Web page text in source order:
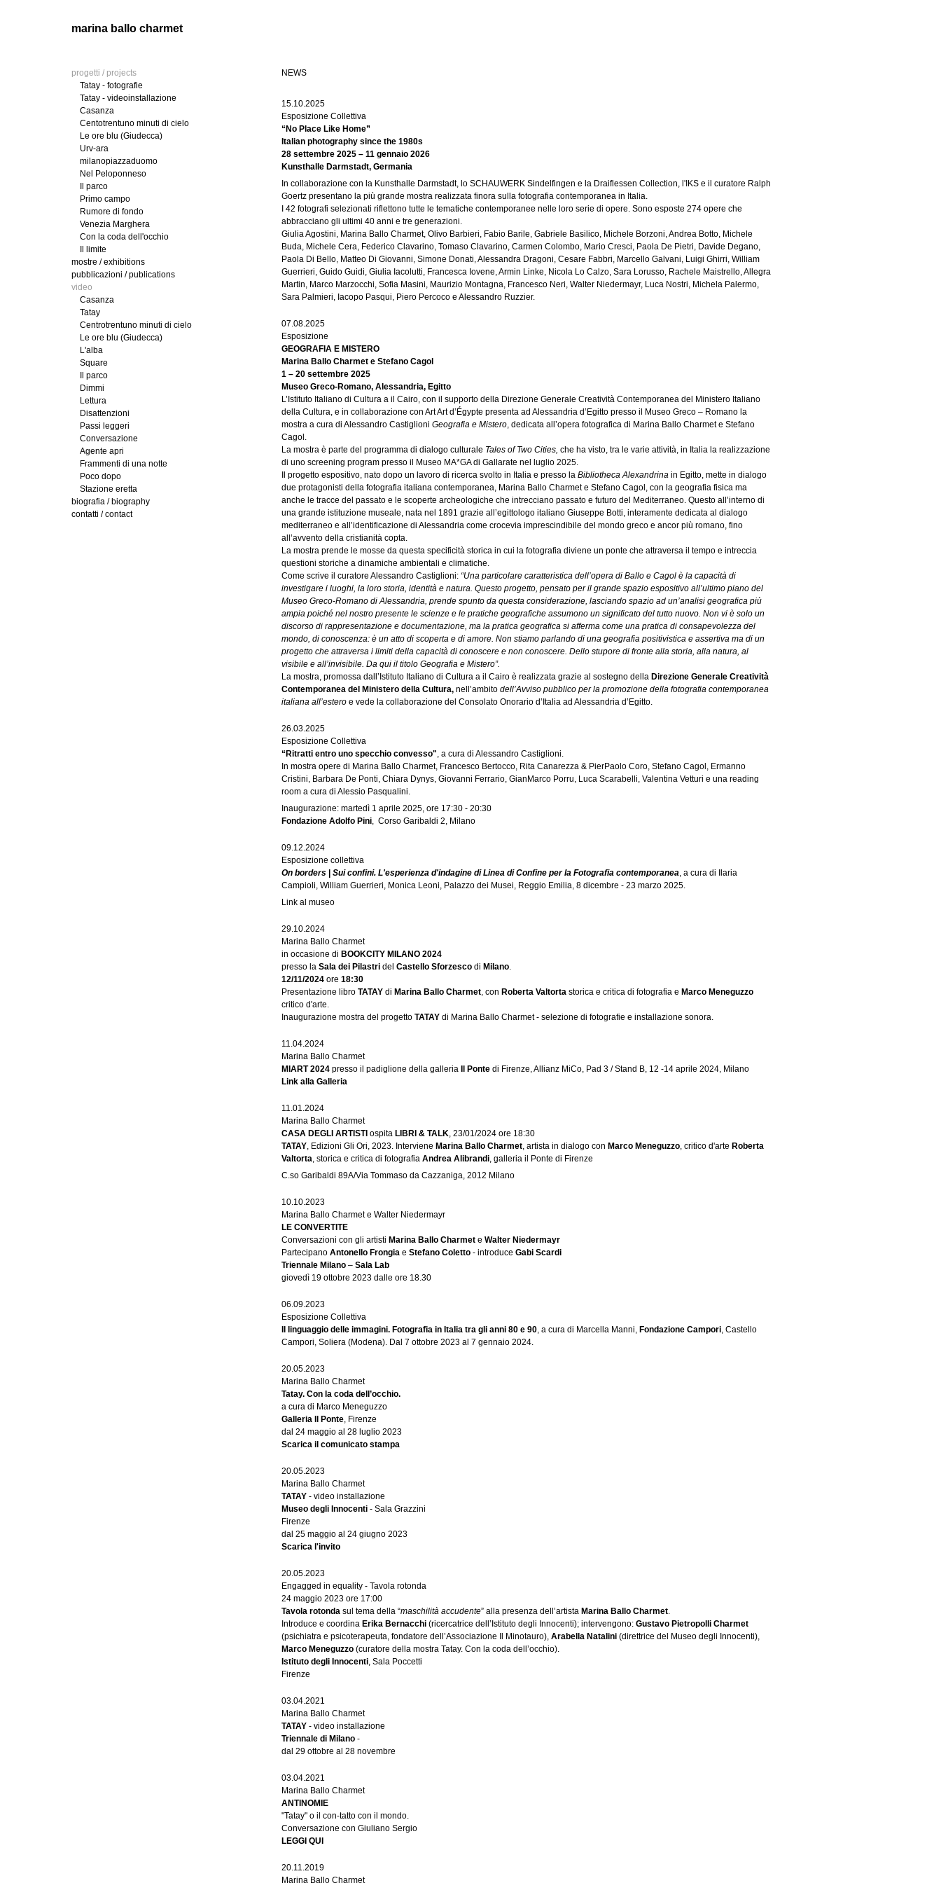
marina ballo charmet
NEWS
15.10.2025
Esposizione Collettiva
“No Place Like Home”
Italian photography since the 1980s
28 settembre 2025 – 11 gennaio 2026
Kunsthalle Darmstadt, Germania
In collaborazione con la Kunsthalle Darmstadt, lo SCHAUWERK Sindelfingen e la Draiflessen Collection, l'IKS e il curatore Ralph
Goertz presentano la più grande mostra realizzata finora sulla fotografia contemporanea in Italia.
I 42 fotografi selezionati riflettono tutte le tematiche contemporanee nelle loro serie di opere. Sono esposte 274 opere che
abbracciano gli ultimi 40 anni e tre generazioni.
Giulia Agostini, Marina Ballo Charmet, Olivo Barbieri, Fabio Barile, Gabriele Basilico, Michele Borzoni, Andrea Botto, Michele
Buda, Michele Cera, Federico Clavarino, Tomaso Clavarino, Carmen Colombo, Mario Cresci, Paola De Pietri, Davide Degano,
Paola Di Bello, Matteo Di Giovanni, Simone Donati, Alessandra Dragoni, Cesare Fabbri, Marcello Galvani, Luigi Ghirri, William
Guerrieri, Guido Guidi, Giulia Iacolutti, Francesca Iovene, Armin Linke, Nicola Lo Calzo, Sara Lorusso, Rachele Maistrello, Allegra
Martin, Marco Marzocchi, Sofia Masini, Maurizio Montagna, Francesco Neri, Walter Niedermayr, Luca Nostri, Michela Palermo,
Sara Palmieri, Iacopo Pasqui, Piero Percoco e Alessandro Ruzzier.
07.08.2025
Esposizione
GEOGRAFIA E MISTERO
Marina Ballo Charmet e Stefano Cagol
1 – 20 settembre 2025
Museo Greco-Romano, Alessandria, Egitto
L’Istituto Italiano di Cultura a il Cairo, con il supporto della Direzione Generale Creatività Contemporanea del Ministero Italiano
della Cultura, e in collaborazione con Art Art d’Égypte presenta ad Alessandria d’Egitto presso il Museo Greco – Romano la
mostra a cura di Alessandro Castiglioni Geografia e Mistero, dedicata all’opera fotografica di Marina Ballo Charmet e Stefano
Cagol.
La mostra è parte del programma di dialogo culturale Tales of Two Cities, che ha visto, tra le varie attività, in Italia la realizzazione
di uno screening program presso il Museo MA*GA di Gallarate nel luglio 2025.
Il progetto espositivo, nato dopo un lavoro di ricerca svolto in Italia e presso la Bibliotheca Alexandrina in Egitto, mette in dialogo
due protagonisti della fotografia italiana contemporanea, Marina Ballo Charmet e Stefano Cagol, con la geografia fisica ma
anche le tracce del passato e le scoperte archeologiche che intrecciano passato e futuro del Mediterraneo. Questo all’interno di
una grande istituzione museale, nata nel 1891 grazie all’egittologo italiano Giuseppe Botti, interamente dedicata al dialogo
mediterraneo e all’identificazione di Alessandria come crocevia imprescindibile del mondo greco e ancor più romano, fino
all’avvento della cristianità copta.
La mostra prende le mosse da questa specificità storica in cui la fotografia diviene un ponte che attraversa il tempo e intreccia
questioni storiche a dinamiche ambientali e climatiche.
Come scrive il curatore Alessandro Castiglioni: “Una particolare caratteristica dell’opera di Ballo e Cagol è la capacità di
investigare i luoghi, la loro storia, identità e natura. Questo progetto, pensato per il grande spazio espositivo all’ultimo piano del
Museo Greco-Romano di Alessandria, prende spunto da questa considerazione, lasciando spazio ad un’analisi geografica più
ampia poiché nel nostro presente le scienze e le pratiche geografiche assumono un significato del tutto nuovo. Non vi è solo un
discorso di rappresentazione e documentazione, ma la pratica geografica si afferma come una pratica di consapevolezza del
mondo, di conoscenza: è un atto di scoperta e di amore. Non stiamo parlando di una geografia positivistica e assertiva ma di un
progetto che attraversa i limiti della capacità di conoscere e non conoscere. Dello stupore di fronte alla storia, alla natura, al
visibile e all’invisibile. Da qui il titolo Geografia e Mistero”.
La mostra, promossa dall’Istituto Italiano di Cultura a il Cairo è realizzata grazie al sostegno della Direzione Generale Creatività
Contemporanea del Ministero della Cultura, nell’ambito dell’Avviso pubblico per la promozione della fotografia contemporanea
italiana all’estero e vede la collaborazione del Consolato Onorario d’Italia ad Alessandria d’Egitto.
26.03.2025
Esposizione Collettiva
“Ritratti entro uno specchio convesso", a cura di Alessandro Castiglioni.
In mostra opere di Marina Ballo Charmet, Francesco Bertocco, Rita Canarezza & PierPaolo Coro, Stefano Cagol, Ermanno
Cristini, Barbara De Ponti, Chiara Dynys, Giovanni Ferrario, GianMarco Porru, Luca Scarabelli, Valentina Vetturi e una reading
room a cura di Alessio Pasqualini.
Inaugurazione: martedì 1 aprile 2025, ore 17:30 - 20:30
Fondazione Adolfo Pini, Corso Garibaldi 2, Milano
09.12.2024
Esposizione collettiva
On borders
Sui confini. L'esperienza d'indagine di Linea di Confine per la Fotografia contemporanea, a cura di Ilaria
Campioli, William Guerrieri, Monica Leoni, Palazzo dei Musei, Reggio Emilia, 8 dicembre - 23 marzo 2025.
Link al museo
29.10.2024
Marina Ballo Charmet
in occasione di BOOKCITY MILANO 2024
presso la Sala dei Pilastri del Castello Sforzesco di Milano.
12/11/2024 ore 18:30
Presentazione libro TATAY di Marina Ballo Charmet, con Roberta Valtorta storica e critica di fotografia e Marco Meneguzzo
critico d'arte.
Inaugurazione mostra del progetto TATAY di Marina Ballo Charmet - selezione di fotografie e installazione sonora.
11.04.2024
Marina Ballo Charmet
MIART 2024 presso il padiglione della galleria Il Ponte di Firenze, Allianz MiCo, Pad 3 / Stand B, 12 -14 aprile 2024, Milano
Link alla Galleria
11.01.2024
Marina Ballo Charmet
CASA DEGLI ARTISTI ospita LIBRI & TALK, 23/01/2024 ore 18:30
TATAY, Edizioni Gli Ori, 2023. Interviene Marina Ballo Charmet, artista in dialogo con Marco Meneguzzo, critico d'arte Roberta
Valtorta, storica e critica di fotografia Andrea Alibrandi, galleria il Ponte di Firenze
C.so Garibaldi 89A/Via Tommaso da Cazzaniga, 2012 Milano
10.10.2023
Marina Ballo Charmet e Walter Niedermayr
LE CONVERTITE
Conversazioni con gli artisti Marina Ballo Charmet e Walter Niedermayr
Partecipano Antonello Frongia e Stefano Coletto - introduce Gabi Scardi
Triennale Milano – Sala Lab
giovedì 19 ottobre 2023 dalle ore 18.30
06.09.2023
Esposizione Collettiva
Il linguaggio delle immagini. Fotografia in Italia tra gli anni 80 e 90, a cura di Marcella Manni, Fondazione Campori, Castello
Campori, Soliera (Modena). Dal 7 ottobre 2023 al 7 gennaio 2024.
20.05.2023
Marina Ballo Charmet
Tatay. Con la coda dell’occhio.
a cura di Marco Meneguzzo
Galleria Il Ponte, Firenze
dal 24 maggio al 28 luglio 2023
Scarica il comunicato stampa
20.05.2023
Marina Ballo Charmet
TATAY - video installazione
Museo degli Innocenti - Sala Grazzini
Firenze
dal 25 maggio al 24 giugno 2023
Scarica l'invito
20.05.2023
Engagged in equality - Tavola rotonda
24 maggio 2023 ore 17:00
Tavola rotonda sul tema della “maschilità accudente” alla presenza dell’artista Marina Ballo Charmet.
Introduce e coordina Erika Bernacchi (ricercatrice dell’Istituto degli Innocenti); intervengono: Gustavo Pietropolli Charmet
(psichiatra e psicoterapeuta, fondatore dell’Associazione Il Minotauro), Arabella Natalini (direttrice del Museo degli Innocenti),
Marco Meneguzzo (curatore della mostra Tatay. Con la coda dell’occhio).
Istituto degli Innocenti, Sala Poccetti
Firenze
03.04.2021
Marina Ballo Charmet
TATAY - video installazione
Triennale di Milano -
dal 29 ottobre al 28 novembre
03.04.2021
Marina Ballo Charmet
ANTINOMIE
"Tatay" o il con-tatto con il mondo.
Conversazione con Giuliano Sergio
LEGGI QUI
20.11.2019
Marina Ballo Charmet
progetti / projects
Tatay - fotografie
Tatay - videoinstallazione
Casanza
Centotrentuno minuti di cielo
Le ore blu (Giudecca)
Urv-ara
milanopiazzaduomo
Nel Peloponneso
Il parco
Primo campo
Rumore di fondo
Venezia Marghera
Con la coda dell'occhio
Il limite
mostre / exhibitions
pubblicazioni / publications
video
Casanza
Tatay
Centrotrentuno minuti di cielo
Le ore blu (Giudecca)
L'alba
Square
Il parco
Dimmi
Lettura
Disattenzioni
Passi leggeri
Conversazione
Agente apri
Frammenti di una notte
Poco dopo
Stazione eretta
biografia / biography
contatti / contact